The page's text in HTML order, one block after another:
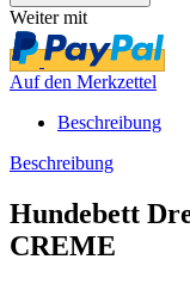
Weiter mit
Auf den Merkzettel
Beschreibung
Beschreibung
Hundebett
CREME